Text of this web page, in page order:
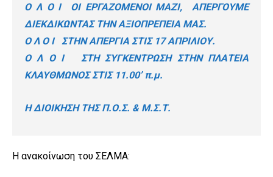
Ο Λ Ο Ι ΟΙ ΕΡΓΑΖΟΜΕΝΟΙ ΜΑΖΙ, ΑΠΕΡΓΟΥΜΕ
ΔΙΕΚΔΙΚΩΝΤΑΣ ΤΗΝΑΞΙΟΠΡΕΠΕΙΑ ΜΑΣ.
Ο Λ Ο ΙΣΤΗΝ ΑΠΕΡΓΙΑ ΣΤΙΣ 17 ΑΠΡΙΛΙΟΥ.
Ο Λ Ο ΙΣΤΗ ΣΥΓΚΕΝΤΡΩΣΗ ΣΤΗΝ ΠΛΑΤΕΙΑ
ΚΛΑΥΘΜΩΝΟΣ ΣΤΙΣ 11.00’ π.μ.
Η ΔΙΟΙΚΗΣΗ ΤΗΣ Π.Ο.Σ. & Μ.Σ.Τ.
Η ανακοίνωση του ΣΕΛΜΑ: